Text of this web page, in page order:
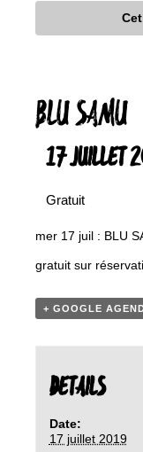
BLU SAMU
17 JUILLET
Gratuit
mer 17 juil : BLU
gratuit sur
+ GOOGLE
DETAILS
Date:
17 juillet 2019